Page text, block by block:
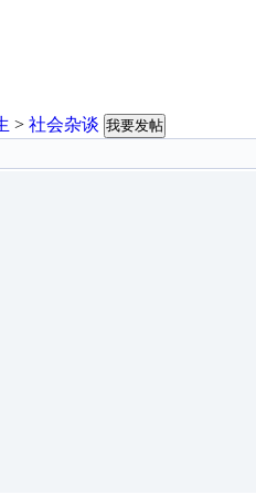
> 社会杂谈 我要发帖